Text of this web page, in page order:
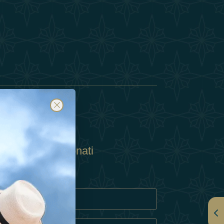
Privacy
Abbonati